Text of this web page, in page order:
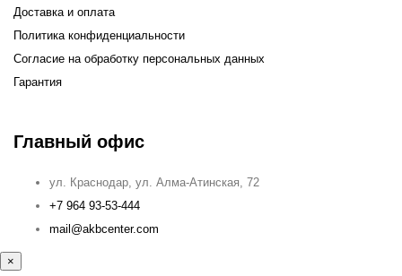
Доставка и оплата
Политика конфиденциальности
Согласие на обработку персональных данных
Гарантия
Главный офис
ул. Краснодар, ул. Алма-Атинская, 72
+7 964 93-53-444
mail@akbcenter.com
×